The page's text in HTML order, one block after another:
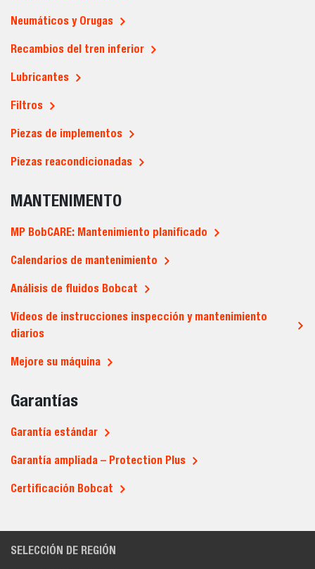
MANTENIMENTO
MP BobCARE: Mantenimiento planificado
Calendarios de mantenimiento
Análisis de fluidos Bobcat
Vídeos de instrucciones inspección y mantenimiento
diarios
Mejore su máquina
Neumáticos y Orugas
Recambios del tren inferior
Lubricantes
Filtros
Piezas de implementos
Piezas reacondicionadas
Garantías
Garantía estándar
Garantía ampliada – Protection Plus
Certificación Bobcat
SELECCIÓN DE REGIÓN